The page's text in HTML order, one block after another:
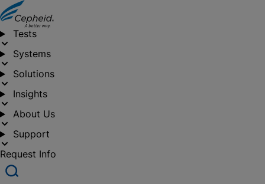
Tests
Systems
Solutions
Insights
About Us
Support
Request Info